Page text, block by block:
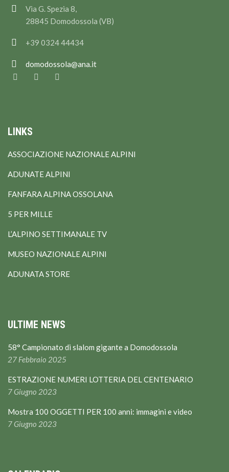
Via G. Spezia 8,
28845 Domodossola (VB)
+39 0324 44434
domodossola@ana.it
LINKS
ASSOCIAZIONE NAZIONALE ALPINI
ADUNATE ALPINI
FANFARA ALPINA OSSOLANA
5 PER MILLE
L’ALPINO SETTIMANALE TV
MUSEO NAZIONALE ALPINI
ADUNATA STORE
ULTIME NEWS
58° Campionato di slalom gigante a Domodossola
27 Febbraio 2025
ESTRAZIONE NUMERI LOTTERIA DEL CENTENARIO
7 Giugno 2023
Mostra 100 OGGETTI PER 100 anni: immagini e video
7 Giugno 2023